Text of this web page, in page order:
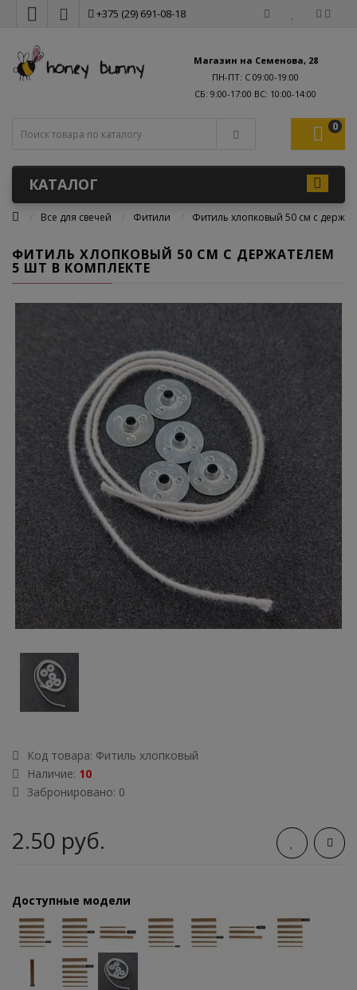
+375 (29) 691-08-18
Магазин на Семенова, 28
ПН-ПТ: С 09:00-19:00
0
КАТАЛОГ
Все для свечей Фитили Фитиль хлопковый 50 см с
ФИТИЛЬ ХЛОПКОВЫЙ 50 СМ С ДЕРЖАТЕЛЕМ
5 ШТ В КОМПЛЕКТЕ
Код товара: Фитиль хлопковый
Наличие: 10
Забронировано: 0
2.50 руб.
Доступные модели